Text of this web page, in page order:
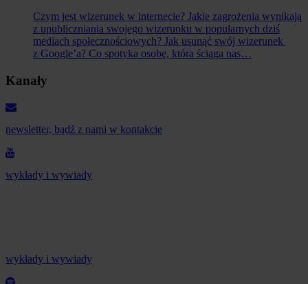
Czym jest wizerunek w internecie? Jakie zagrożenia wynikają
z upubliczniania swojego wizerunku w popularnych dziś
mediach społecznościowych? Jak usunąć swój wizerunek
z Google’a? Co spotyka osobę, która ściąga nas…
Kanały
newsletter, bądź z nami w kontakcie
wykłady i wywiady
wykłady i wywiady